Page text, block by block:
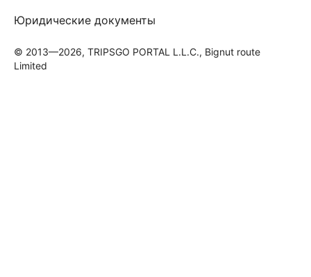
Юридические документы
© 2013—2026, TRIPSGO PORTAL L.L.C., Bignut route
Limited